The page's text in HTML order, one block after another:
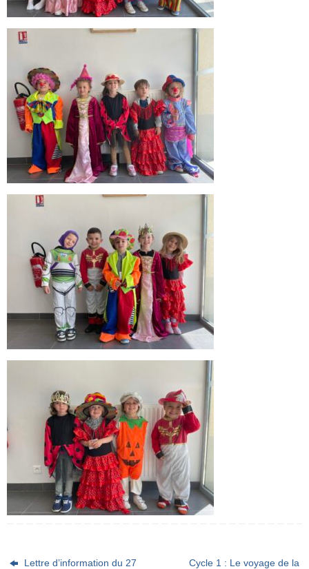
Lettre d’information du 27
Cycle 1 : Le voyage de la